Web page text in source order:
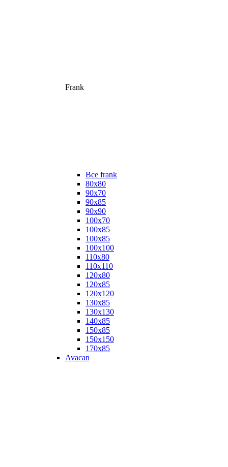
Frank
Все frank
80х80
90х70
90х85
90х90
100х70
100х85
100х85
100х100
110х80
110х110
120х80
120х85
120х120
130х85
130х130
140х85
150х85
150х150
170х85
Avacan